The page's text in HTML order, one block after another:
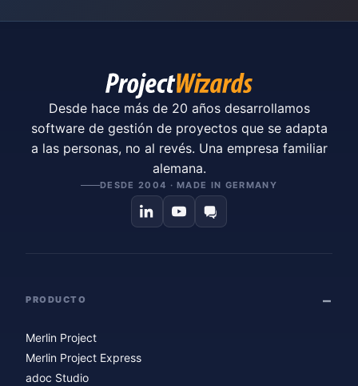
Desde hace más de 20 años desarrollamos
software de gestión de proyectos que se adapta
a las personas, no al revés. Una empresa familiar
alemana.
DESDE 2004 · MADE IN GERMANY
PRODUCTO
Merlin Project
Merlin Project Express
adoc Studio